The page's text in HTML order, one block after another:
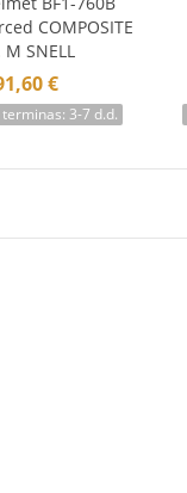
COMPOSITE
M SNELL
€
3-7 d.d.